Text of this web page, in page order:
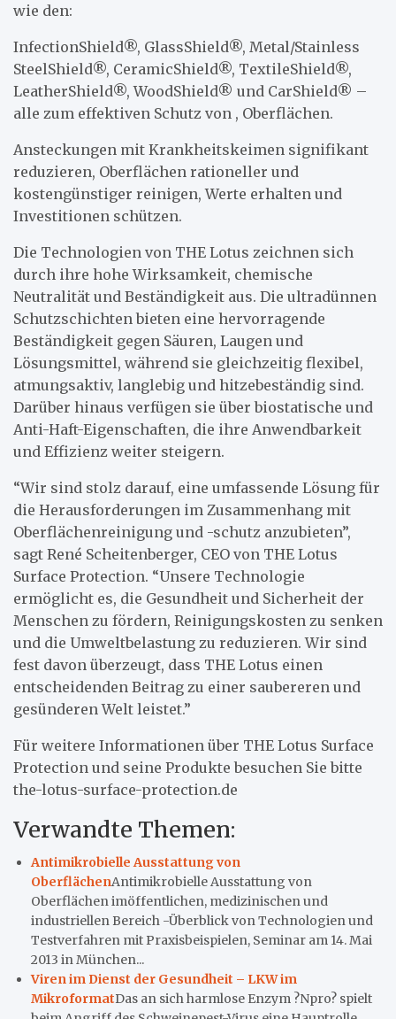
wie den:
InfectionShield®, GlassShield®, Metal/Stainless
SteelShield®, CeramicShield®, TextileShield®,
LeatherShield®, WoodShield® und CarShield® –
alle zum effektiven Schutz von , Oberflächen.
Ansteckungen mit Krankheitskeimen signifikant
reduzieren, Oberflächen rationeller und
kostengünstiger reinigen, Werte erhalten und
Investitionen schützen.
Die Technologien von THE Lotus zeichnen sich
durch ihre hohe Wirksamkeit, chemische
Neutralität und Beständigkeit aus. Die ultradünnen
Schutzschichten bieten eine hervorragende
Beständigkeit gegen Säuren, Laugen und
Lösungsmittel, während sie gleichzeitig flexibel,
atmungsaktiv, langlebig und hitzebeständig sind.
Darüber hinaus verfügen sie über biostatische und
Anti-Haft-Eigenschaften, die ihre Anwendbarkeit
und Effizienz weiter steigern.
“Wir sind stolz darauf, eine umfassende Lösung für
die Herausforderungen im Zusammenhang mit
Oberflächenreinigung und -schutz anzubieten”,
sagt René Scheitenberger, CEO von THE Lotus
Surface Protection. “Unsere Technologie
ermöglicht es, die Gesundheit und Sicherheit der
Menschen zu fördern, Reinigungskosten zu senken
und die Umweltbelastung zu reduzieren. Wir sind
fest davon überzeugt, dass THE Lotus einen
entscheidenden Beitrag zu einer saubereren und
gesünderen Welt leistet.”
Für weitere Informationen über THE Lotus Surface
Protection und seine Produkte besuchen Sie bitte
the-lotus-surface-protection.de
Verwandte Themen:
Antimikrobielle Ausstattung von
OberflächenAntimikrobielle Ausstattung von
Oberflächen imöffentlichen, medizinischen und
industriellen Bereich -Überblick von Technologien und
Testverfahren mit Praxisbeispielen, Seminar am 14. Mai
2013 in München...
Viren im Dienst der Gesundheit – LKW im
MikroformatDas an sich harmlose Enzym ?Npro? spielt